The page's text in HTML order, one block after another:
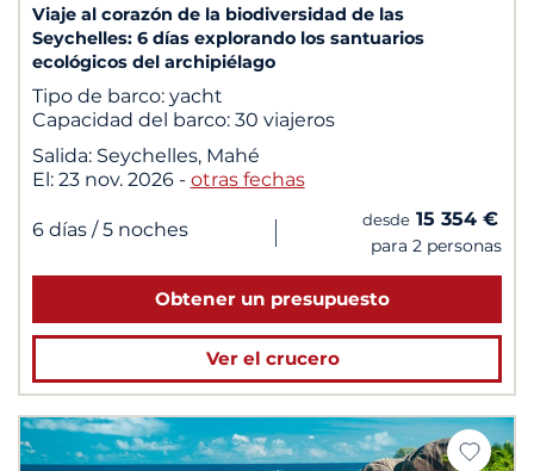
Viaje al corazón de la biodiversidad de las
Seychelles: 6 días explorando los santuarios
ecológicos del archipiélago
Tipo de barco: yacht
Capacidad del barco: 30 viajeros
Salida: Seychelles, Mahé
El: 23 nov. 2026 - otras fechas
6 días / 5 noches | desde 15 354 €
para 2 personas
Obtener un presupuesto
Ver el crucero